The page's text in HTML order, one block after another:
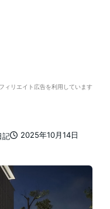
ィリエイト広告を利用しています
投稿日
2025年10月14日
記